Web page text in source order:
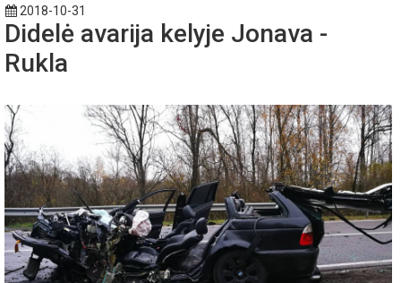
2018-10-31
Didelė avarija kelyje Jonava -
Rukla